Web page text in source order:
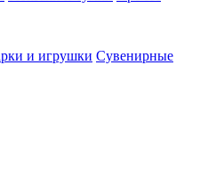
и игрушки Сувенирные